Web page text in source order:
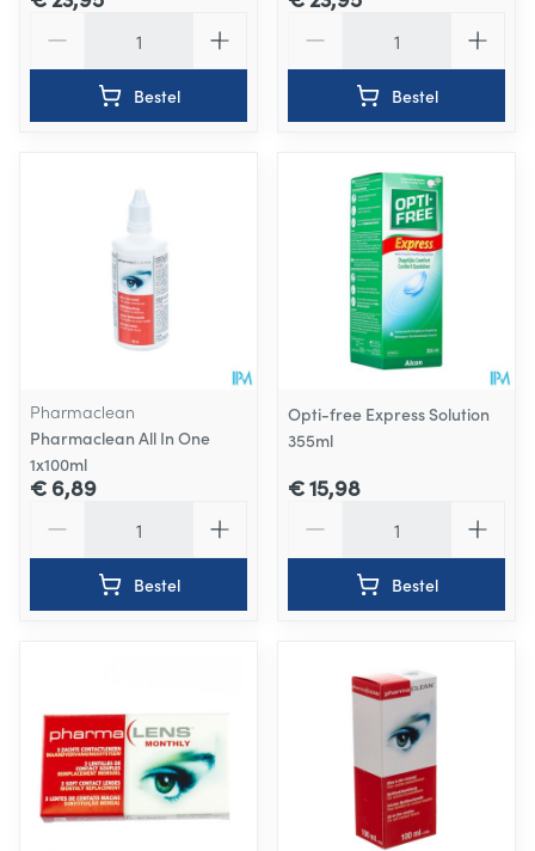
Bestel Bestel
Pharmaclean
Pharmaclean All In One
1x100ml
€ 6,89
Bestel
Opti-free Express Solution
355ml
€ 15,98
Bestel